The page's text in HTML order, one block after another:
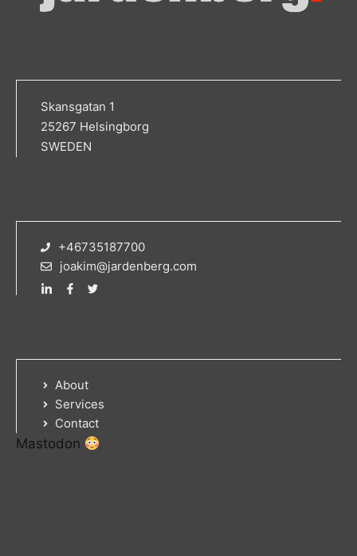
Skansgatan 1
25267 Helsingborg
SWEDEN
+46735187700
joakim@jardenberg.com
About
Services
Contact
Mastodon